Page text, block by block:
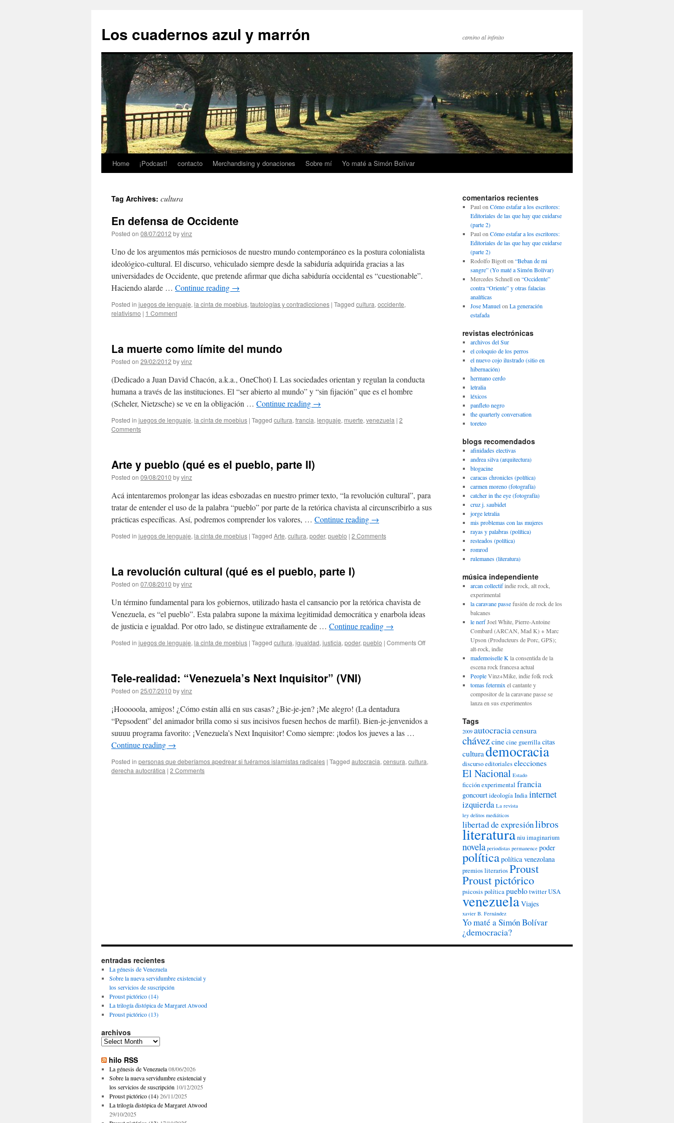
content
Los cuadernos azul y marrón camino al infinito
Home ¡Podcast! contacto Merchandising y donaciones Sobre mí Yo maté a Simón Bolívar
Tag Archives: cultura
En defensa de Occidente
Posted on 08/07/2012 byvinz
Uno de los argumentos más perniciosos de nuestro mundo contemporáneo es la postura colonialista
ideológico-cultural. El discurso, vehiculado siempre desde la sabiduría adquirida gracias a las
universidades de Occidente, que pretende afirmar que dicha sabiduría occidental es “cuestionable”.
Haciendo alarde … Continue reading →
Posted in juegos de lenguaje, la cinta de moebius, tautologías y contradicciones | Tagged cultura, occidente,
relativismo | 1 Comment
La muerte como límite del mundo
Posted on 29/02/2012 byvinz
(Dedicado a Juan David Chacón, a.k.a., OneChot) I. Las sociedades orientan y regulan la conducta
humana a través de las instituciones. El “ser abierto al mundo” y “sin fijación” que es el hombre
(Scheler, Nietzsche) se ve en la obligación … Continue reading →
Posted in juegos de lenguaje, la cinta de moebius | Tagged cultura, francia, lenguaje, muerte, venezuela | 2
Comments
Arte y pueblo (qué es el pueblo, parte II)
Posted on 09/08/2010 byvinz
Acá intentaremos prolongar las ideas esbozadas en nuestro primer texto, “la revolución cultural”, para
tratar de entender el uso de la palabra “pueblo” por parte de la retórica chavista al circunscribirlo a sus
prácticas específicas. Así, podremos comprender los valores, … Continue reading →
Posted in juegos de lenguaje, la cinta de moebius | Tagged Arte, cultura, poder, pueblo | 2 Comments
La revolución cultural (qué es el pueblo, parte I)
Posted on 07/08/2010 byvinz
Un término fundamental para los gobiernos, utilizado hasta el cansancio por la retórica chavista de
Venezuela, es “el pueblo”. Esta palabra supone la máxima legitimidad democrática y enarbola ideas
de justicia e igualdad. Por otro lado, se distingue extrañamente de … Continue reading →
Posted in juegos de lenguaje, la cinta de moebius | Tagged cultura, igualdad, justicia, poder, pueblo | Comments Offon
I)
Tele-realidad: “Venezuela’s Next Inquisitor” (VNI)
Posted on 25/07/2010 byvinz
¡Hooooola, amigos! ¿Cómo están allá en sus casas? ¿Bie-je-jen? ¡Me alegro! (La dentadura
“Pepsodent” del animador brilla como si sus incisivos fuesen hechos de marfil). Bien-je-jenvenidos a
suuuu programa favorito: ¡Venezuela’s Next Inquisitor! Como siempre: ¡todos los jueves a las …
Continue reading →
Posted in personas que deberíamos apedrear si fuéramos islamistas radicales | Tagged autocracia, censura, cultura,
derecha autocrática | 2 Comments
comentarios recientes
Paulon Cómo estafar a los escritores:
Editoriales de las que hay que cuidarse
(parte 2)
Paulon Cómo estafar a los escritores:
Editoriales de las que hay que cuidarse
(parte 2)
Rodolfo Bigotton “Beban de mi
sangre” (Yo maté a Simón Bolívar)
Mercedes Schnellon “Occidente”
contra “Oriente” y otras falacias
analíticas
Jose Manuelon La generación
estafada
revistas electrónicas
archivos del Sur
el coloquio de los perros
el nuevo cojo ilustrado (sitio en
hibernación)
hermano cerdo
letralia
léxicos
panfleto negro
the quarterly conversation
toreteo
blogs recomendados
afinidades electivas
andrea silva (arquitectura)
blogacine
caracas chronicles (política)
carmen moreno (fotografía)
catcher in the eye (fotografía)
cruz j. saubidet
jorge letralia
mis problemas con las mujeres
rayas y palabras (política)
resteados (política)
romrod
rulemanes (literatura)
música independiente
arcan collectifindie rock, alt rock,
experimental
la caravane passefusión de rock de los
balcanes
le nerfJoel White, Pierre-Antoine
Combard (ARCAN, Mad K) + Marc
Upson (Producteurs de Porc, GPS);
alt-rock, indie
mademoiselle K la consentida de la
escena rock francesa actual
PeopleVinz+Mike, indie folk rock
tomas fetermix el cantante y
compositor de la caravane passe se
lanza en sus experimentos
Tags
2009 autocraciacensura
chávezcinecine guerrillacitas
culturademocracia
discursoeditorialeselecciones
El Nacional Estado
ficción experimental francia
goncourtideologíaIndiainternet
izquierda La revista
ley delitos mediáticos
libertad de expresiónlibros
literaturaniu imaginarium
novela periodistas permanence poder
políticapolítica venezolana
premios literariosProust
Proust pictórico
psicosis políticapueblotwitterUSA
venezuelaViajes
xavier B. Fernández
Yo maté a Simón Bolívar
¿democracia?
entradas recientes
La génesis de Venezuela
Sobre la nueva servidumbre existencial y
los servicios de suscripción
Proust pictórico (14)
La trilogía distópica de Margaret Atwood
Proust pictórico (13)
archivos
archivos
hilo RSS
La génesis de Venezuela 08/06/2026
Sobre la nueva servidumbre existencial y
los servicios de suscripción 10/12/2025
Proust pictórico (14) 26/11/2025
La trilogía distópica de Margaret Atwood
29/10/2025